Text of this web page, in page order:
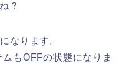
？
なります。
もOFFの状態になりま